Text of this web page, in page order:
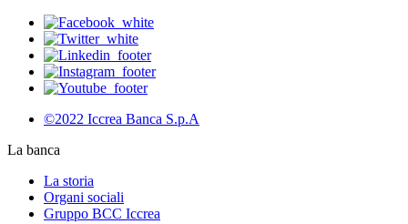
©2022 Iccrea Banca S.p.A
La banca
La storia
Organi sociali
Gruppo BCC Iccrea